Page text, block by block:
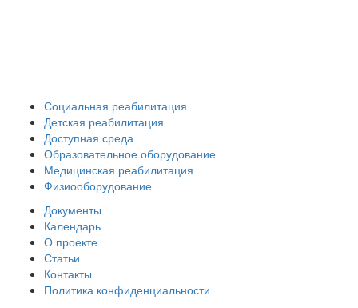
Социальная реабилитация
Детская реабилитация
Доступная среда
Образовательное оборудование
Медицинская реабилитация
Физиооборудование
Документы
Календарь
О проекте
Статьи
Контакты
Политика конфиденциальности